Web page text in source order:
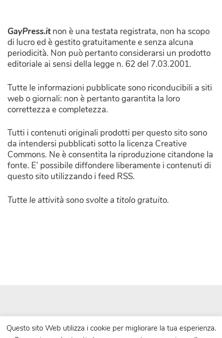
GayPress.itnon è una testata registrata, non ha scopo
di lucro ed è gestito gratuitamente e senza alcuna
periodicità. Non può pertanto considerarsi un prodotto
editoriale ai sensi della legge n. 62 del 7.03.2001.
Tutte le informazioni pubblicate sono riconducibili a siti
web o giornali: non è pertanto garantita la loro
correttezza e completezza.
Tutti i contenuti originali prodotti per questo sito sono
da intendersi pubblicati sotto la licenza Creative
Commons. Ne è consentita la riproduzione citandone la
fonte. E’ possibile diffondere liberamente i contenuti di
questo sito utilizzando i feed RSS.
Tutte le attività sono svolte a titolo gratuito.
Questo sito Web utilizza i cookie per migliorare la tua esperienza.